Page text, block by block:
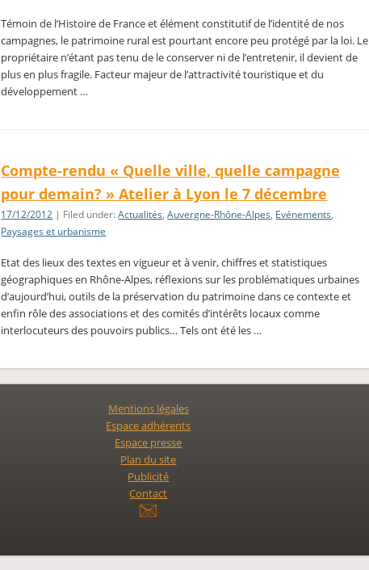
Témoin de l’Histoire de France et élément constitutif de l’identité de nos
campagnes, le patrimoine rural est pourtant encore peu protégé par la loi. Le
propriétaire n’étant pas tenu de le conserver ni de l’entretenir, il devient de
plus en plus fragile. Facteur majeur de l’attractivité touristique et du
développement …
Compte-rendu « Quelle ville, quelle campagne
pour demain? » Atelier à Lyon le 7 décembre
17/12/2012 | Filed under:Actualités,Auvergne-Rhône-Alpes, Evénements,
Paysages et urbanisme
Etat des lieux des textes en vigueur et à venir, chiffres et statistiques
géographiques en Rhône-Alpes, réflexions sur les problématiques urbaines
d’aujourd’hui, outils de la préservation du patrimoine dans ce contexte et
enfin rôle des associations et des comités d’intérêts locaux comme
interlocuteurs des pouvoirs publics… Tels ont été les …
Mentions légales
Espace adhérents
Espace presse
Plan du site
Publicité
Contact